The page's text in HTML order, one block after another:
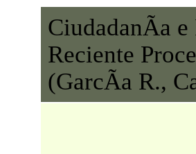
CiudadanÃ­a
Reciente
(GarcÃ­a R.,